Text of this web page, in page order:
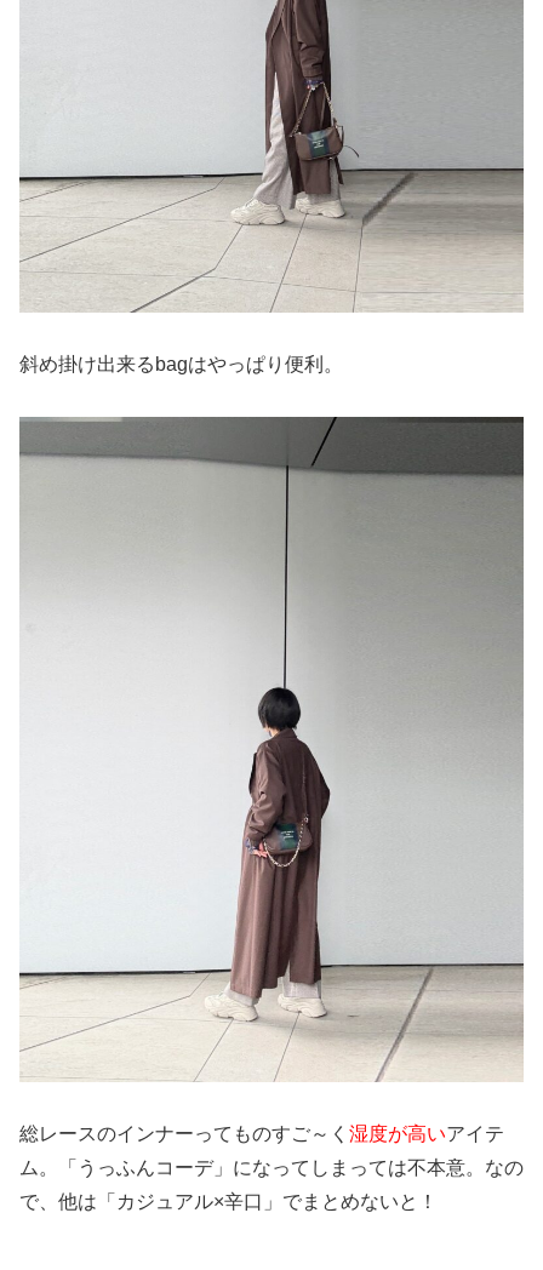
斜め掛け出来るbagはやっぱり便利。
総レースのインナーってものすご～く 湿度が高いアイテ
ム。「うっふんコーデ」になってしまっては不本意。なの
で、他は「カジュアル×辛口」でまとめないと！